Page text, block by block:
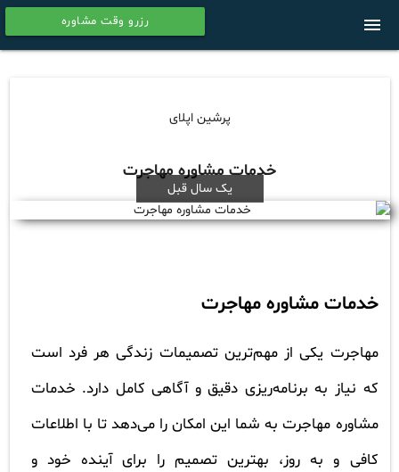
رزرو وقت مشاوره menu
پرشین اپلای
خدمات مشاوره مهاجرت
یک سال قبل
خدمات مشاوره مهاجرت
مهاجرت یکی از مهم‌ترین تصمیمات زندگی هر فرد است
که نیاز به برنامه‌ریزی دقیق و آگاهی کامل دارد. خدمات
مشاوره مهاجرت به شما این امکان را می‌دهد تا با اطلاعات
کافی و به روز، بهترین تصمیم را برای آینده خود و